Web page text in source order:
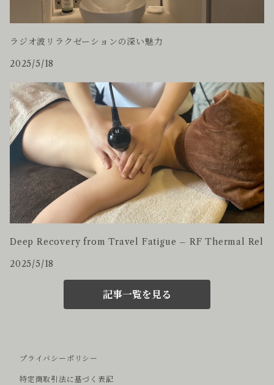
ラジオ波リラクゼーションの深い魅力
2025/5/18
Deep Recovery from Travel Fatigue – RF Thermal Rel
2025/5/18
記事一覧を見る
プライバシーポリシー
特定商取引法に基づく表記